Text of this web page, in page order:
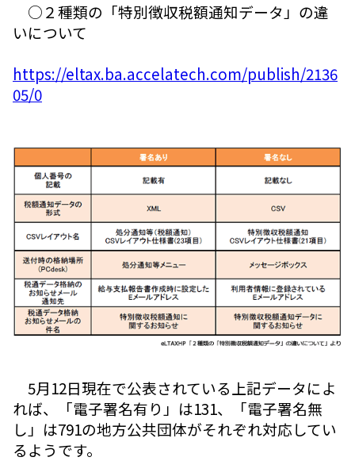
○２種類の「特別徴収税額通知データ」の違
いについて
https://eltax.ba.accelatech.com/publish/2136
05/0
5月12日現在で公表されている上記データによ
れば、「電子署名有り」は131、「電子署名無
し」は791の地方公共団体がそれぞれ対応してい
るようです。